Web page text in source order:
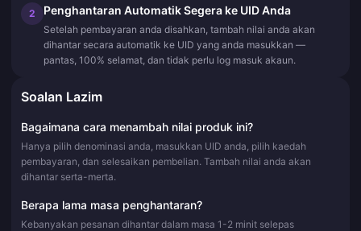
2 Penghantaran Automatik Segera ke UID Anda
Setelah pembayaran anda disahkan, tambah nilai anda akan
dihantar secara automatik ke UID yang anda masukkan —
pantas, 100% selamat, dan tidak perlu log masuk akaun.
Soalan Lazim
Bagaimana cara menambah nilai produk ini?
Hanya pilih denominasi anda, masukkan UID anda, pilih kaedah
pembayaran, dan selesaikan pembelian. Tambah nilai anda akan
dihantar serta-merta.
Berapa lama masa penghantaran?
Kebanyakan pesanan dihantar dalam masa 1-2 minit selepas